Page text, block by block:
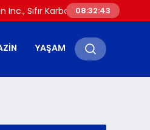
Sıfır Karbon Emisyonlu
08:32:43
YAŞAM